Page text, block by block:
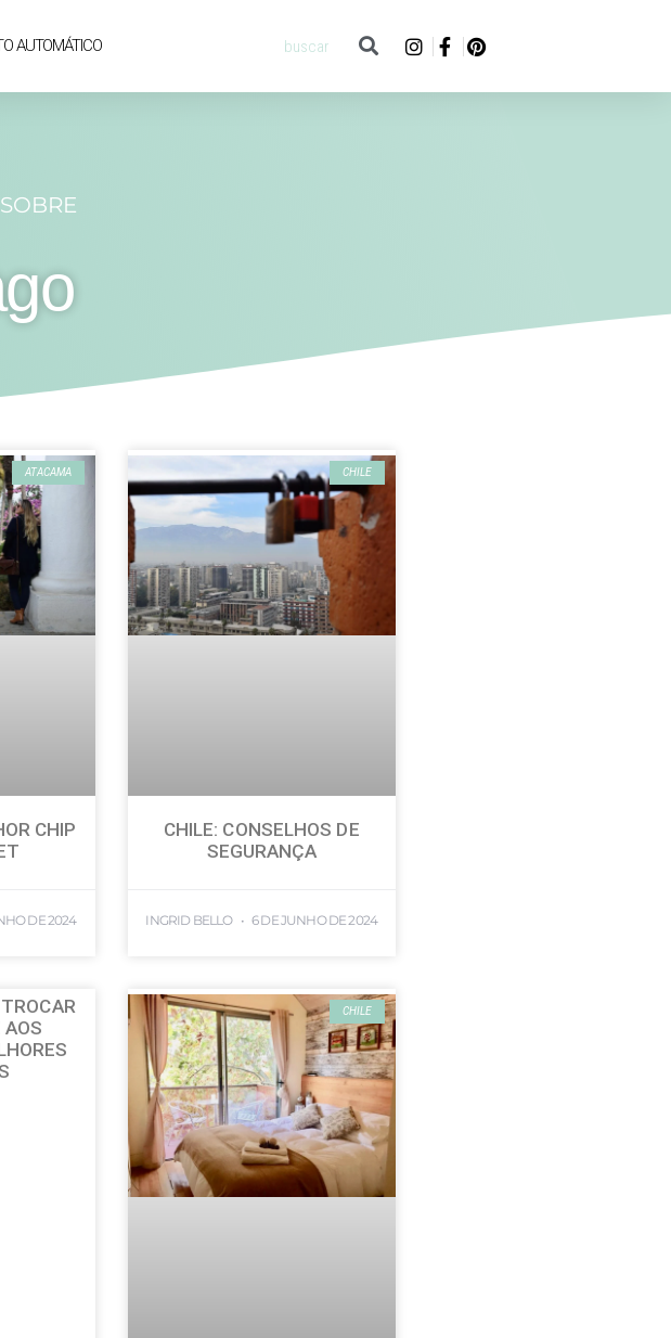
AUTOMÁTICO
ATACAMA
CHIP
DE 2024
CHILE
CHILE: CONSELHOS DE
SEGURANÇA
INGRID BELLO 6 DE JUNHO DE 2024
AOS
CHILE